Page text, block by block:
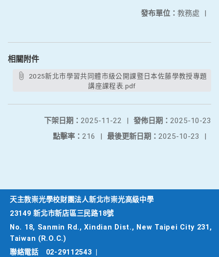
發布單位： 教務處 |
相關附件
講座課程表.pdf
發佈日期： 2025-10-23
下架日期： 2025-11-22
|
最後更新日期： 2025-10-23 |
點擊率： 216 |
天主教崇光學校財團法人新北市崇光高級中學
23149 新北市新店區三民路18號
No. 18, Sanmin Rd., Xindian Dist., New Taipei City 231,
Taiwan (R.O.C.)
聯絡電話
02-29112543